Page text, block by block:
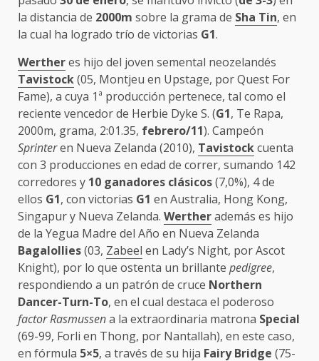
la distancia de 2000m sobre la grama de Sha Tin, en
la cual ha logrado trío de victorias G1.
Wertheres hijo del joven semental neozelandés
Tavistock(05, Montjeu en Upstage, por Quest For
Fame), a cuya 1ª producción pertenece, tal como el
reciente vencedor de Herbie Dyke S. (G1, Te Rapa,
2000m, grama, 2:01.35, febrero/11). Campeón
Sprinteren Nueva Zelanda (2010), Tavistockcuenta
con 3 producciones en edad de correr, sumando 142
corredores y 10 ganadores clásicos(7,0%), 4 de
ellos G1, con victorias G1 en Australia, Hong Kong,
Singapur y Nueva Zelanda. Wertherademás es hijo
de la Yegua Madre del Año en Nueva Zelanda
Bagalollies(03, Zabeel en Lady’s Night, por Ascot
Knight), por lo que ostenta un brillante pedigree,
respondiendo a un patrón de cruce Northern
Dancer-Turn-To, en el cual destaca el poderoso
factor Rasmussena la extraordinaria matrona Special
(69-99, Forli en Thong, por Nantallah), en este caso,
en fórmula 5×5, a través de su hija Fairy Bridge (75-